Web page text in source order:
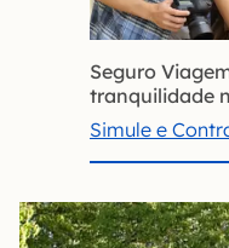
Seguro
tranquilidade
Simule e